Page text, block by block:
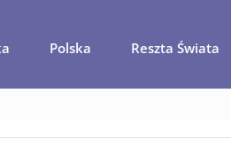
Polska Reszta Świata
arabic-moon-aqaba